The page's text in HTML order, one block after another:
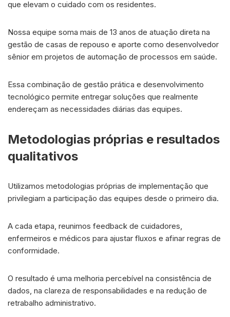
que elevam o cuidado com os residentes.
Nossa equipe soma mais de 13 anos de atuação direta na
gestão de casas de repouso e aporte como desenvolvedor
sênior em projetos de automação de processos em saúde.
Essa combinação de gestão prática e desenvolvimento
tecnológico permite entregar soluções que realmente
endereçam as necessidades diárias das equipes.
Metodologias próprias e resultados
qualitativos
Utilizamos metodologias próprias de implementação que
privilegiam a participação das equipes desde o primeiro dia.
A cada etapa, reunimos feedback de cuidadores,
enfermeiros e médicos para ajustar fluxos e afinar regras de
conformidade.
O resultado é uma melhoria percebível na consistência de
dados, na clareza de responsabilidades e na redução de
retrabalho administrativo.